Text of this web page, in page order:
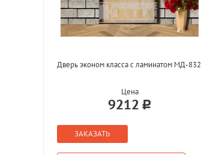
Дверь эконом класса с ламинатом МД-832
Цена
9212
ЗАКАЗАТЬ